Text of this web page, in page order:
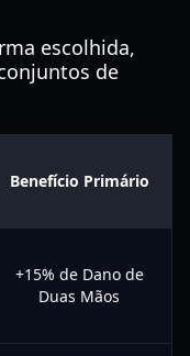
escolhida,
de
Benefício Primário
+15% de Dano de
Duas Mãos